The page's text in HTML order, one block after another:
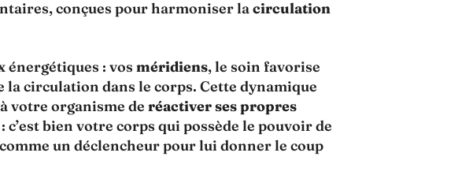
conçues pour harmoniser lacirculation
: vos méridiens, le soin favorise
la circulation dans le corps. Cette dynamique
votre organisme de réactiver ses propres
c’est bien votre corps qui possède le pouvoir de
un déclencheur pour lui donner le coup